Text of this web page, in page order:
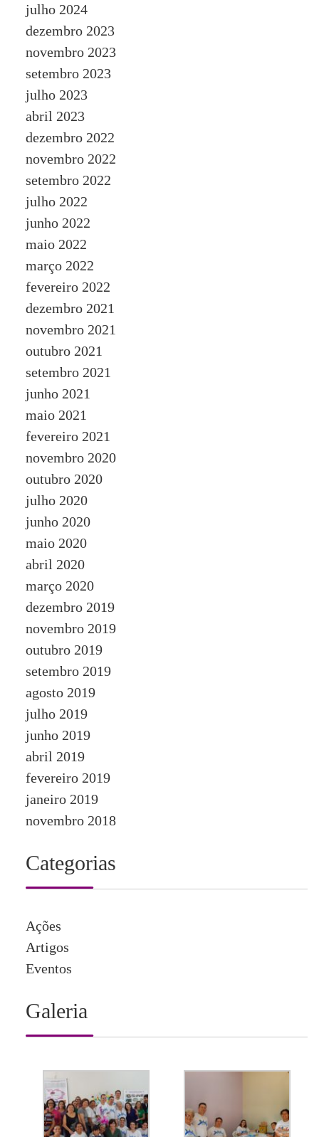
julho 2024
dezembro 2023
novembro 2023
setembro 2023
julho 2023
abril 2023
dezembro 2022
novembro 2022
setembro 2022
julho 2022
junho 2022
maio 2022
março 2022
fevereiro 2022
dezembro 2021
novembro 2021
outubro 2021
setembro 2021
junho 2021
maio 2021
fevereiro 2021
novembro 2020
outubro 2020
julho 2020
junho 2020
maio 2020
abril 2020
março 2020
dezembro 2019
novembro 2019
outubro 2019
setembro 2019
agosto 2019
julho 2019
junho 2019
abril 2019
fevereiro 2019
janeiro 2019
novembro 2018
Categorias
Ações
Artigos
Eventos
Galeria